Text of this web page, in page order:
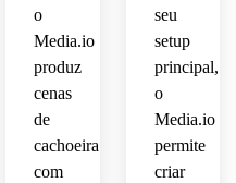
majestoso,
tons
de
grandiosa,
de
mundo,
clima
o
Media.io
produz
cenas
de
cachoeira
com
seu
setup
principal,
o
Media.io
permite
criar